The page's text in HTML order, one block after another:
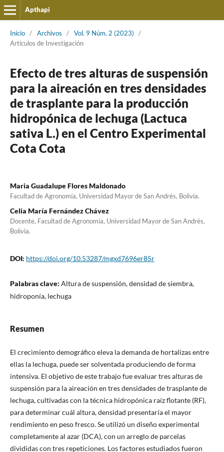
Apthapi
Inicio / Archivos / Vol. 9 Núm. 2 (2023)
/
Artículos de Investigación
Efecto de tres alturas de suspensión
para la aireación en tres densidades
de trasplante para la producción
hidropónica de lechuga (Lactuca
sativa L.) en el Centro Experimental
Cota Cota
Maria Guadalupe Flores Maldonado
Facultad de Agronomía, Universidad Mayor de San Andrés, Bolivia.
Celia María Fernández Chávez
Docente, Facultad de Agronomía, Universidad Mayor de San Andrés,
Bolivia.
DOI: https://doi.org/10.53287/mgxd7696er85r
Palabras clave: Altura de suspensión, densidad de siembra,
hidroponía, lechuga
Resumen
El crecimiento demográfico eleva la demanda de hortalizas entre
ellas la lechuga, puede ser solventada produciendo de forma
intensiva. El objetivo de este trabajo fue evaluar tres alturas de
suspensión para la aireación en tres densidades de trasplante de
lechuga, cultivadas con la técnica hidropónica raíz flotante (RF),
para determinar cuál altura, densidad presentaría el mayor
rendimiento en peso fresco. Se utilizó un diseño experimental
completamente al azar (DCA), con un arreglo de parcelas
divididas con tres repeticiones. Los factores estudiados fueron